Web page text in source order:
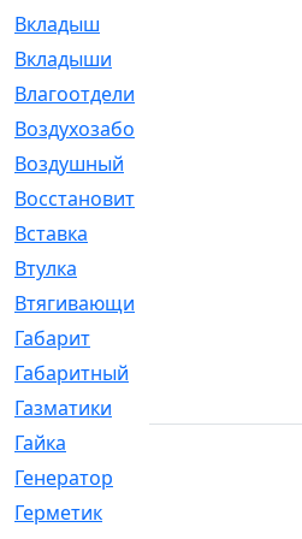
Вкладыш
Вкладыши
Влагоотделитель
Воздухозаборник
Воздушный
Восстановительный
Вставка
Втулка
Втягивающий
Габарит
Габаритный
Газматики
Гайка
Генератор
Герметик